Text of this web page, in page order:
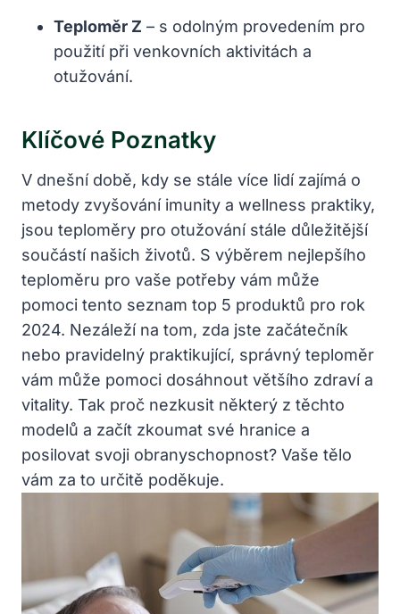
Teploměr Z – s odolným provedením pro
použití při venkovních aktivitách a
otužování.
Klíčové Poznatky
V dnešní době, kdy se stále více lidí zajímá o
metody zvyšování imunity a wellness praktiky,
jsou teploměry pro otužování stále důležitější
součástí našich životů. S výběrem nejlepšího
teploměru pro vaše potřeby vám může
pomoci tento seznam top 5 produktů pro rok
2024. Nezáleží na tom, zda jste začátečník
nebo pravidelný praktikující, správný teploměr
vám může pomoci dosáhnout většího zdraví a
vitality. Tak proč nezkusit některý z těchto
modelů a začít zkoumat své hranice a
posilovat svoji obranyschopnost? Vaše tělo
vám za to určitě poděkuje.